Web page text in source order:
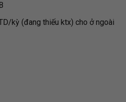
kỳ (đang thiếu ktx) cho ở ngoài